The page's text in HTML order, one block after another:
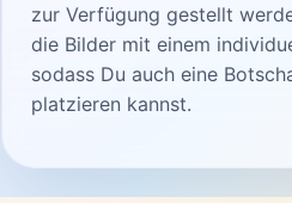
zur Verfügung gestellt
die Bilder mit einem
sodass Du auch eine
platzieren kannst.